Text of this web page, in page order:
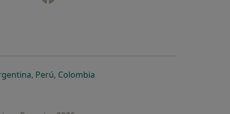
karcie
w nowej karcie
się w nowej karcie
otwiera się w nowej karcie
, Perúotwiera się w nowej karcie
, Colombiaotwiera się w nowej karcie